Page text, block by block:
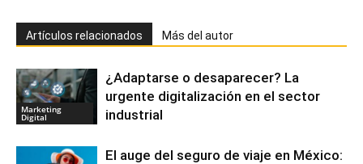
Artículos relacionados Más del autor
Marketing
Digital
¿Adaptarse o desaparecer? La
urgente digitalización en el sector
industrial
El auge del seguro de viaje en México: